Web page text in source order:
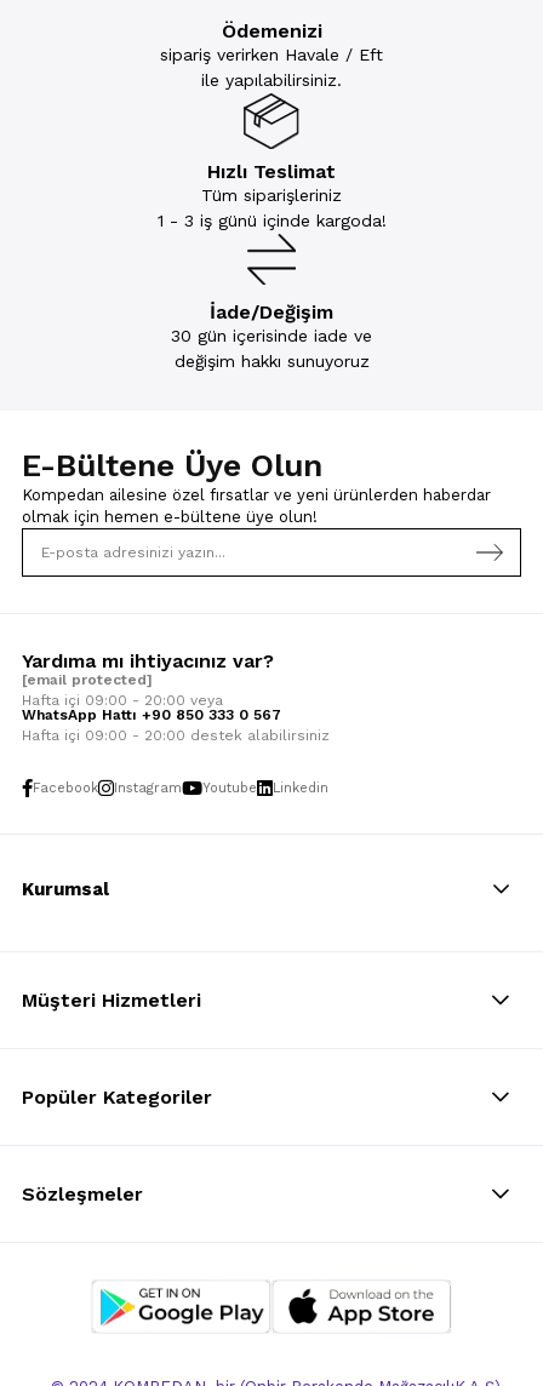
Ödemenizi
sipariş verirken Havale / Eft
ile yapılabilirsiniz.
Hızlı Teslimat
Tüm siparişleriniz
1 - 3 iş günü içinde kargoda!
İade/Değişim
30 gün içerisinde iade ve
değişim hakkı sunuyoruz
E-Bültene Üye Olun
Kompedan ailesine özel fırsatlar ve yeni ürünlerden haberdar
olmak için hemen e-bültene üye olun!
Yardıma mı ihtiyacınız var?
[email protected]
Hafta içi 09:00 - 20:00 veya
WhatsApp Hattı +90 850 333 0 567
Hafta içi 09:00 - 20:00 destek alabilirsiniz
Facebook Instagram Youtube Linkedin
Kurumsal
Müşteri Hizmetleri
Popüler Kategoriler
Sözleşmeler